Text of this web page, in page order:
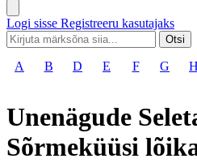
Logi sisse Registreeru kasutajaks
Otsi
A B D E F G H
Unenägude
Sõrmeküüsi